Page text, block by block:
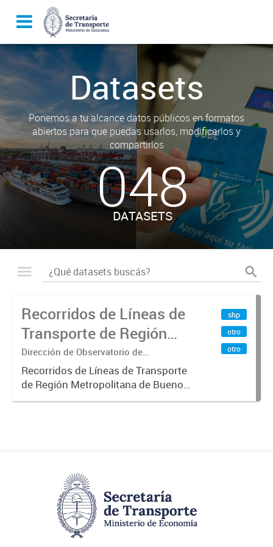
Datasets
Ponemos a tu alcance datos públicos en formatos
abiertos para que puedas usarlos, modificarlos y
compartirlos
048
DATASETS
Recorridos de Líneas de
Transporte de Región
Metropolitana de
Buenos Aires (RMBA)
Dirección de Observatorio de
Transporte, Estudio y Sistemas
Recorridos de Líneas de Transporte
de Región Metropolitana de Buenos
Aires (RMBA).-
shp
otro
otro